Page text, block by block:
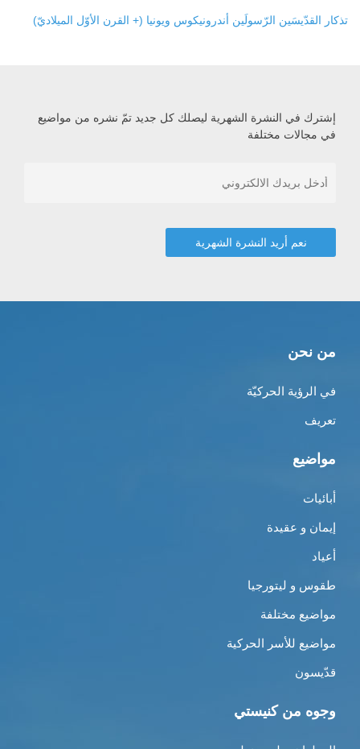
تذكار القدّيسَين الرّسولَين أندرونيكوس ويونيا (+ القرن الأوّل الميلاديّ)
إشترك في النشرة الشهرية ليصلك كل جديد تمّ نشره من مواضيع
في مجالات مختلفة
من نحن
في الرؤية الحركيّة
تعريف
مواضيع
أبائيات
إيمان و عقيدة
أعياد
طقوس و ليتورجيا
مواضيع مختلفة
مواضيع للأسر الحركية
قدّيسون
وجوه من كنيستي